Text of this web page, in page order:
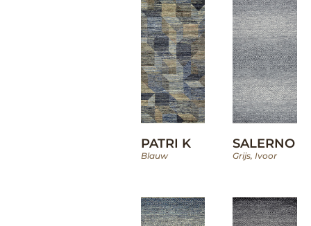
PATRI K
Blauw
SALERNO
Grijs, Ivoor